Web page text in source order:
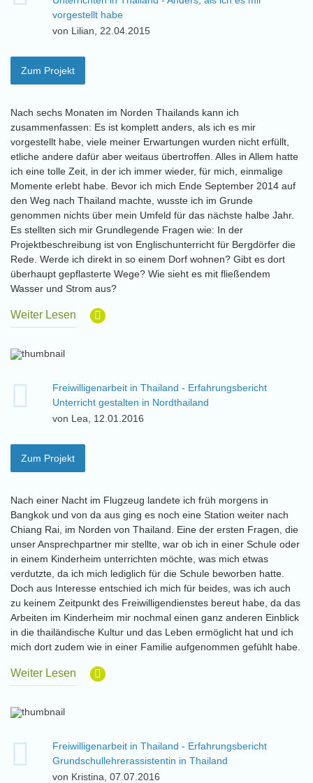
vorgestellt habe
von Lilian, 22.04.2015
Zum Projekt
Nach sechs Monaten im Norden Thailands kann ich
zusammenfassen: Es ist komplett anders, als ich es mir
vorgestellt habe, viele meiner Erwartungen wurden nicht erfüllt,
etliche andere dafür aber weitaus übertroffen. Alles in Allem hatte
ich eine tolle Zeit, in der ich immer wieder, für mich, einmalige
Momente erlebt habe. Bevor ich mich Ende September 2014 auf
den Weg nach Thailand machte, wusste ich im Grunde
genommen nichts über mein Umfeld für das nächste halbe Jahr.
Es stellten sich mir Grundlegende Fragen wie: In der
Projektbeschreibung ist von Englischunterricht für Bergdörfer die
Rede. Werde ich direkt in so einem Dorf wohnen? Gibt es dort
überhaupt gepflasterte Wege? Wie sieht es mit fließendem
Wasser und Strom aus?
Weiter Lesen
Freiwilligenarbeit in Thailand - Erfahrungsbericht
Unterricht gestalten in Nordthailand
von Lea, 12.01.2016
Zum Projekt
Nach einer Nacht im Flugzeug landete ich früh morgens in
Bangkok und von da aus ging es noch eine Station weiter nach
Chiang Rai, im Norden von Thailand. Eine der ersten Fragen, die
unser Ansprechpartner mir stellte, war ob ich in einer Schule oder
in einem Kinderheim unterrichten möchte, was mich etwas
verdutzte, da ich mich lediglich für die Schule beworben hatte.
Doch aus Interesse entschied ich mich für beides, was ich auch
zu keinem Zeitpunkt des Freiwilligendienstes bereut habe, da das
Arbeiten im Kinderheim mir nochmal einen ganz anderen Einblick
in die thailändische Kultur und das Leben ermöglicht hat und ich
mich dort zudem wie in einer Familie aufgenommen gefühlt habe.
Weiter Lesen
Freiwilligenarbeit in Thailand - Erfahrungsbericht
Grundschullehrerassistentin in Thailand
von Kristina, 07.07.2016